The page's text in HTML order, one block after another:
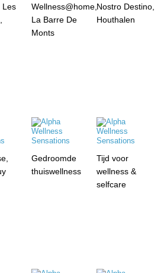
Les
Wellness@home,
La Barre De
Monts
Nostro Destino,
Houthalen
Gedroomde
thuiswellness
Tijd voor
wellness &
selfcare